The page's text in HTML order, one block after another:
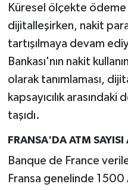
Küresel ölçekte ödeme
dijitalleşirken, nakit
tartışılmaya devam
Bankası'nın nakit
olarak tanımlaması,
kapsayıcılık
taşıdı.
FRANSA'DA ATM SAYISI
Banque de France
Fransa genelinde 1500